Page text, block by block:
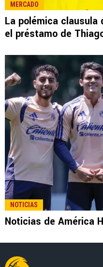
MERCADO
La polémica clausula
el préstamo de
NOTICIAS
Noticias de América